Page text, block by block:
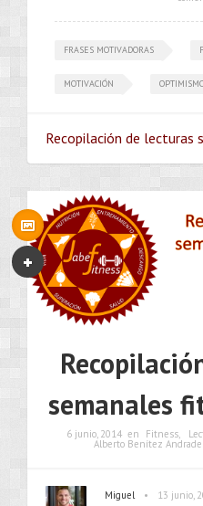
FRASES MOTIVADORAS
MOTIVACIÓN
Recopilación de lecturas
semanales
6 junio, 2014 en Fitness,
Alberto Benítez
Miguel • 13 junio,